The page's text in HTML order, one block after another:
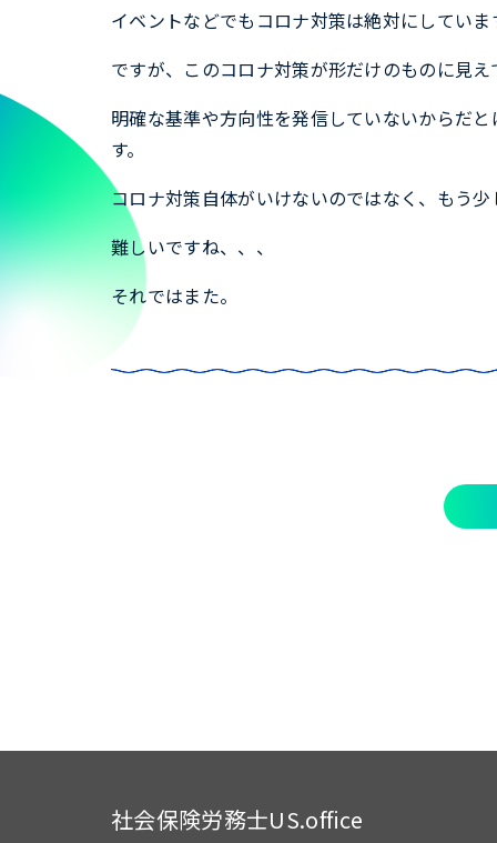
イベントなどでもコロナ対策は絶対にしていま
ですが、このコロナ対策が形だけのものに見
明確な基準や方向性を発信していないからだ
す。
コロナ対策自体がいけないのではなく、もう
難しいですね、、、
それではまた。
社会保険労務士US.office